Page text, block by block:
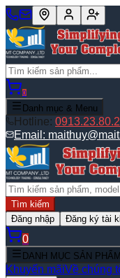
0
Danh mục & Menu
Hotline:
Email:
Tìm kiếm
Đăng nhập
Đăng ký tài
0
DANH MỤC SẢN PHẨM
Khuyến mãiVề chúng